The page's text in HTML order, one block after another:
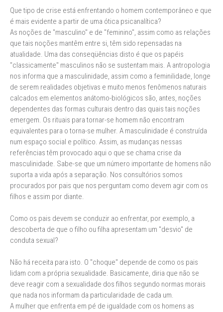
Que tipo de crise está enfrentando o homem contemporâneo e que
é mais evidente a partir de uma ótica psicanalítica?
As noções de "masculino" e de "feminino", assim como as relações
que tais noções mantêm entre si, têm sido repensadas na
atualidade. Uma das conseqüências disto é que os papéis
"classicamente" masculinos não se sustentam mais. A antropologia
nos informa que a masculinidade, assim como a feminilidade, longe
de serem realidades objetivas e muito menos fenômenos naturais
calcados em elementos anátomo-biológicos são, antes, noções
dependentes das formas culturais dentro das quais tais noções
emergem. Os rituais para tornar-se homem não encontram
equivalentes para o torna-se mulher. A masculinidade é construída
num espaço social e político. Assim, as mudanças nessas
referências têm provocado aqui o que se chama crise da
masculinidade. Sabe-se que um número importante de homens não
suporta a vida após a separação. Nos consultórios somos
procurados por pais que nos perguntam como devem agir com os
filhos e assim por diante.
Como os pais devem se conduzir ao enfrentar, por exemplo, a
descoberta de que o filho ou filha apresentam um "desvio" de
conduta sexual?
Não há receita para isto. O "choque" depende de como os pais
lidam com a própria sexualidade. Basicamente, diria que não se
deve reagir com a sexualidade dos filhos segundo normas morais
que nada nos informam da particularidade de cada um.
A mulher que enfrenta em pé de igualdade com os homens as